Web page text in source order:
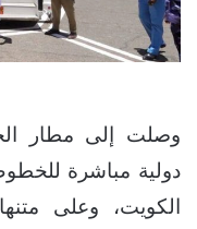
وصلت إلى مطار
دولية مباشرة